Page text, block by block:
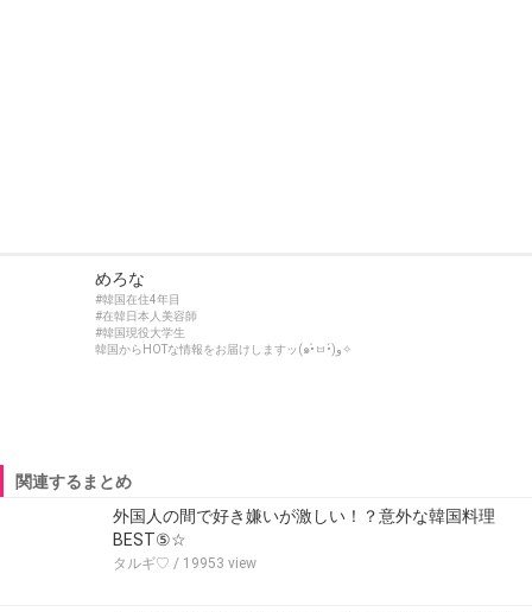
めろな
#韓国在住4年目
#在韓日本人美容師
#韓国現役大学生
韓国からHOTな情報をお届けしますッ(๑•̀ㅂ•́)و✧
関連するまとめ
外国人の間で好き嫌いが激しい！？意外な韓国料理
BEST⑤☆
タルギ♡ / 19953 view